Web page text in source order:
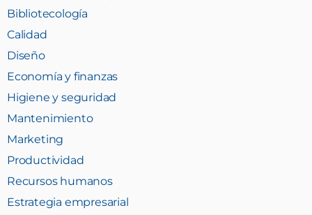
Bibliotecología
Calidad
Diseño
Economía y finanzas
Higiene y seguridad
Mantenimiento
Marketing
Productividad
Recursos humanos
Estrategia empresarial